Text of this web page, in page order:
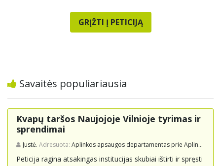
GRĮŽTI Į PETICIJĄ
Savaitės populiariausia
Kvapų taršos Naujojoje Vilnioje tyrimas ir
sprendimai
Justė. Adresuota: Aplinkos apsaugos departamentas prie Aplinkos ministerijos
Peticija ragina atsakingas institucijas skubiai ištirti ir spręsti